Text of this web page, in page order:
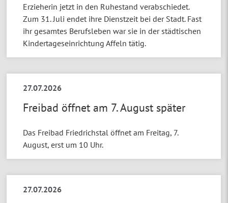
Erzieherin jetzt in den Ruhestand verabschiedet.
Zum 31. Juli endet ihre Dienstzeit bei der Stadt. Fast
ihr gesamtes Berufsleben war sie in der städtischen
Kindertageseinrichtung Affeln tätig.
27.07.2026
Freibad öffnet am 7. August später
Das Freibad Friedrichstal öffnet am Freitag, 7.
August, erst um 10 Uhr.
27.07.2026